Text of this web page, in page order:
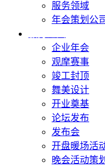
服务领域
年会策划公
企业年会
观摩赛事
竣工封顶
舞美设计
开业奠基
论坛发布
发布会
开盘暖场活
晚会活动策划